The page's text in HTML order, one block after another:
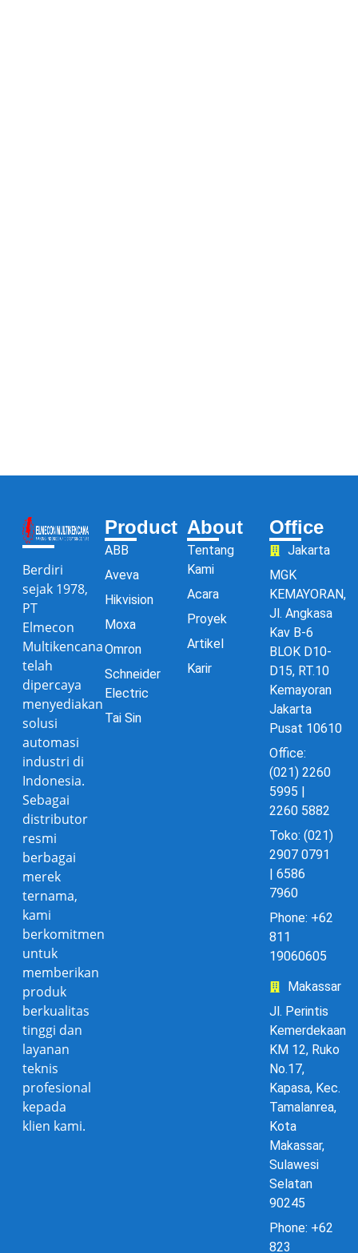
Berdiri
sejak 1978,
PT
Elmecon
Multikencana
telah
dipercaya
menyediakan
solusi
automasi
industri di
Indonesia.
Sebagai
distributor
resmi
berbagai
merek
ternama,
kami
berkomitmen
untuk
memberikan
produk
berkualitas
tinggi dan
layanan
teknis
profesional
kepada
klien kami.
Product
ABB
Aveva
Hikvision
Moxa
Omron
Schneider
Electric
Tai Sin
About
Tentang
Kami
Acara
Proyek
Artikel
Karir
Office
Jakarta
MGK
KEMAYORAN,
Jl. Angkasa
Kav B-6
BLOK D10-
D15, RT.10
Kemayoran
Jakarta
Pusat 10610
Office:
(021) 2260
5995 |
2260 5882
Toko: (021)
2907 0791
| 6586
7960
Phone: +62
811
19060605
Makassar
Jl. Perintis
Kemerdekaan
KM 12, Ruko
No.17,
Kapasa, Kec.
Tamalanrea,
Kota
Makassar,
Sulawesi
Selatan
90245
Phone: +62
823